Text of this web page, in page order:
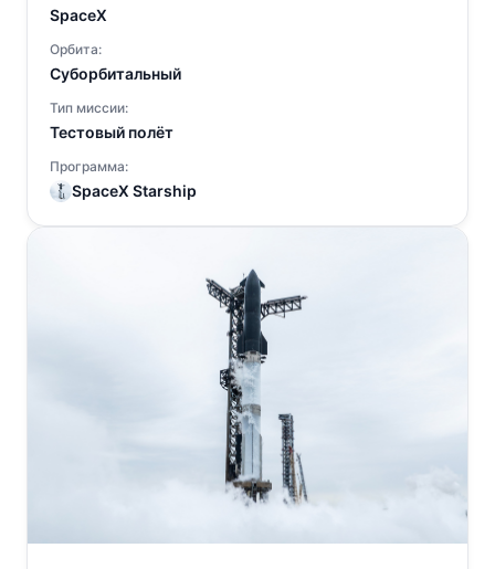
SpaceX
Орбита:
Суборбитальный
Тип миссии:
Тестовый полёт
Программа:
SpaceX Starship